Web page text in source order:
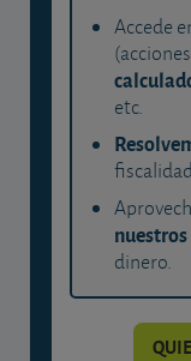
Accede
etc.
dinero.